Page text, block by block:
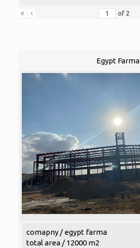
« ‹ of 2
Egypt Farma
comapny / egypt farma
total area / 12000 m2